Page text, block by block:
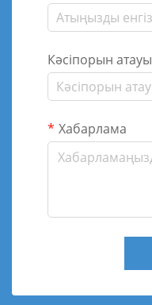
Кәсіпорын атауы
Хабарлама